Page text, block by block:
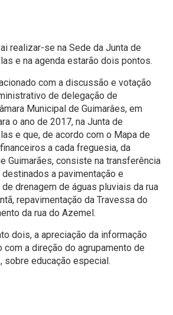
realizar-se na Sede da Junta de
e na agenda estarão dois pontos.
com a discussão e votação
de delegação de
Municipal de Guimarâes, em
o ano de 2017, na Junta de
e que, de acordo com o Mapa de
a cada freguesia, da
Guimarães, consiste na transferência
a pavimentação e
drenagem de águas pluviais da rua
repavimentação da Travessa do
da rua do Azemel.
dois, a apreciação da informação
com a direção do agrupamento de
sobre educação especial.